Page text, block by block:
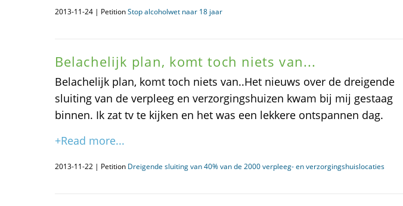
2013-11-24 | PetitionStop alcoholwet naar 18 jaar
Belachelijk plan, komt toch niets van...
Belachelijk plan, komt toch niets van..Het nieuws over de dreigende
sluiting van de verpleeg en verzorgingshuizen kwam bij mij gestaag
binnen. Ik zat tv te kijken en het was een lekkere ontspannen dag.
+Read more...
2013-11-22 | Petition Dreigende sluiting van 40% van de 2000 verpleeg- en verzorgingshuislocaties